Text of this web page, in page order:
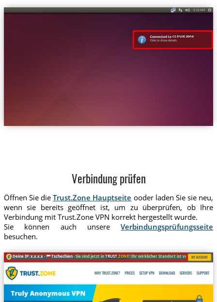
cz.trust.zone
Verbindung prüfen
Öffnen Sie dieTrust.Zone Hauptseite ooder laden Sie sie neu,
wenn sie bereits geöffnet ist, um zu überprüfen, ob Ihre
Verbindung mit Trust.Zone VPN korrekt hergestellt wurde.
Sie können auch unsereVerbindungsprüfungsseite
besuchen.
Deine IP: x.x.x.x · Tschechien ·Sie sind jetzt inTRUST.ZONE! Ihr wirklicher Standort ist versteckt!